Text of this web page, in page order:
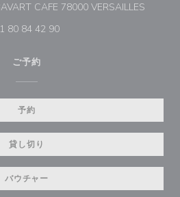
CAFE 78000 VERSAILLES
80 84 42 90
ご予約
予約
貸し切り
バウチャー